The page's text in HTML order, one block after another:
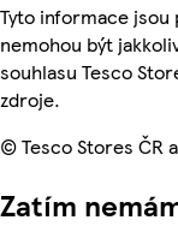
Tyto informace jsou
nemohou být
souhlasu Tesco
zdroje.
© Tesco Stores ČR
Zatím